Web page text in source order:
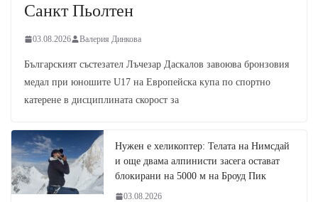
Санкт Пьолтен
03.08.2026 Валерия Динкова
Българският състезател Лъчезар Даскалов завоюва бронзовия
медал при юношите U17 на Европейска купа по спортно
катерене в дисциплината скорост за
Нужен е хеликоптер: Телата на Нимсдай
и още двама алпинисти засега остават
блокирани на 5000 м на Броуд Пик
03.08.2026